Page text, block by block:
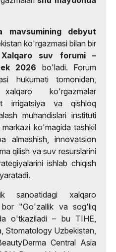
mavsumining debyut
ko'rgazmasi bilan bir
Xalqaro suv forumi –
2026 bo'ladi. Forum
hukumati tomonidan,
ko'rgazmalar
irrigatsiya va qishloq
muhandislari instituti
ko'magida tashkil
almashish, innovatsion
qilish va suv resurslarini
ishlab chiqish
sanoatidagi xalqaro
"Go'zallik va sog'liq
o'tkaziladi – bu TIHE,
Stomatology Uzbekistan,
Central Asia